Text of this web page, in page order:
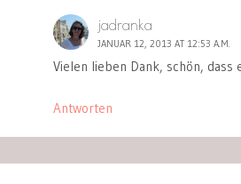
jadranka
JANUAR 12, 2013 AT 12:53 A.M.
Vielen lieben Dank, schön, dass
Antworten